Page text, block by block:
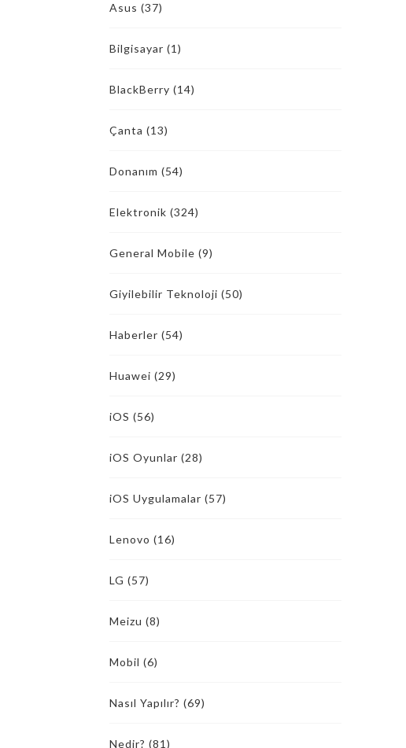
Asus (37)
Bilgisayar (1)
BlackBerry (14)
Çanta (13)
Donanım (54)
Elektronik (324)
General Mobile (9)
Giyilebilir Teknoloji (50)
Haberler (54)
Huawei (29)
iOS (56)
iOS Oyunlar (28)
iOS Uygulamalar (57)
Lenovo (16)
LG (57)
Meizu (8)
Mobil (6)
Nasıl Yapılır? (69)
Nedir? (81)